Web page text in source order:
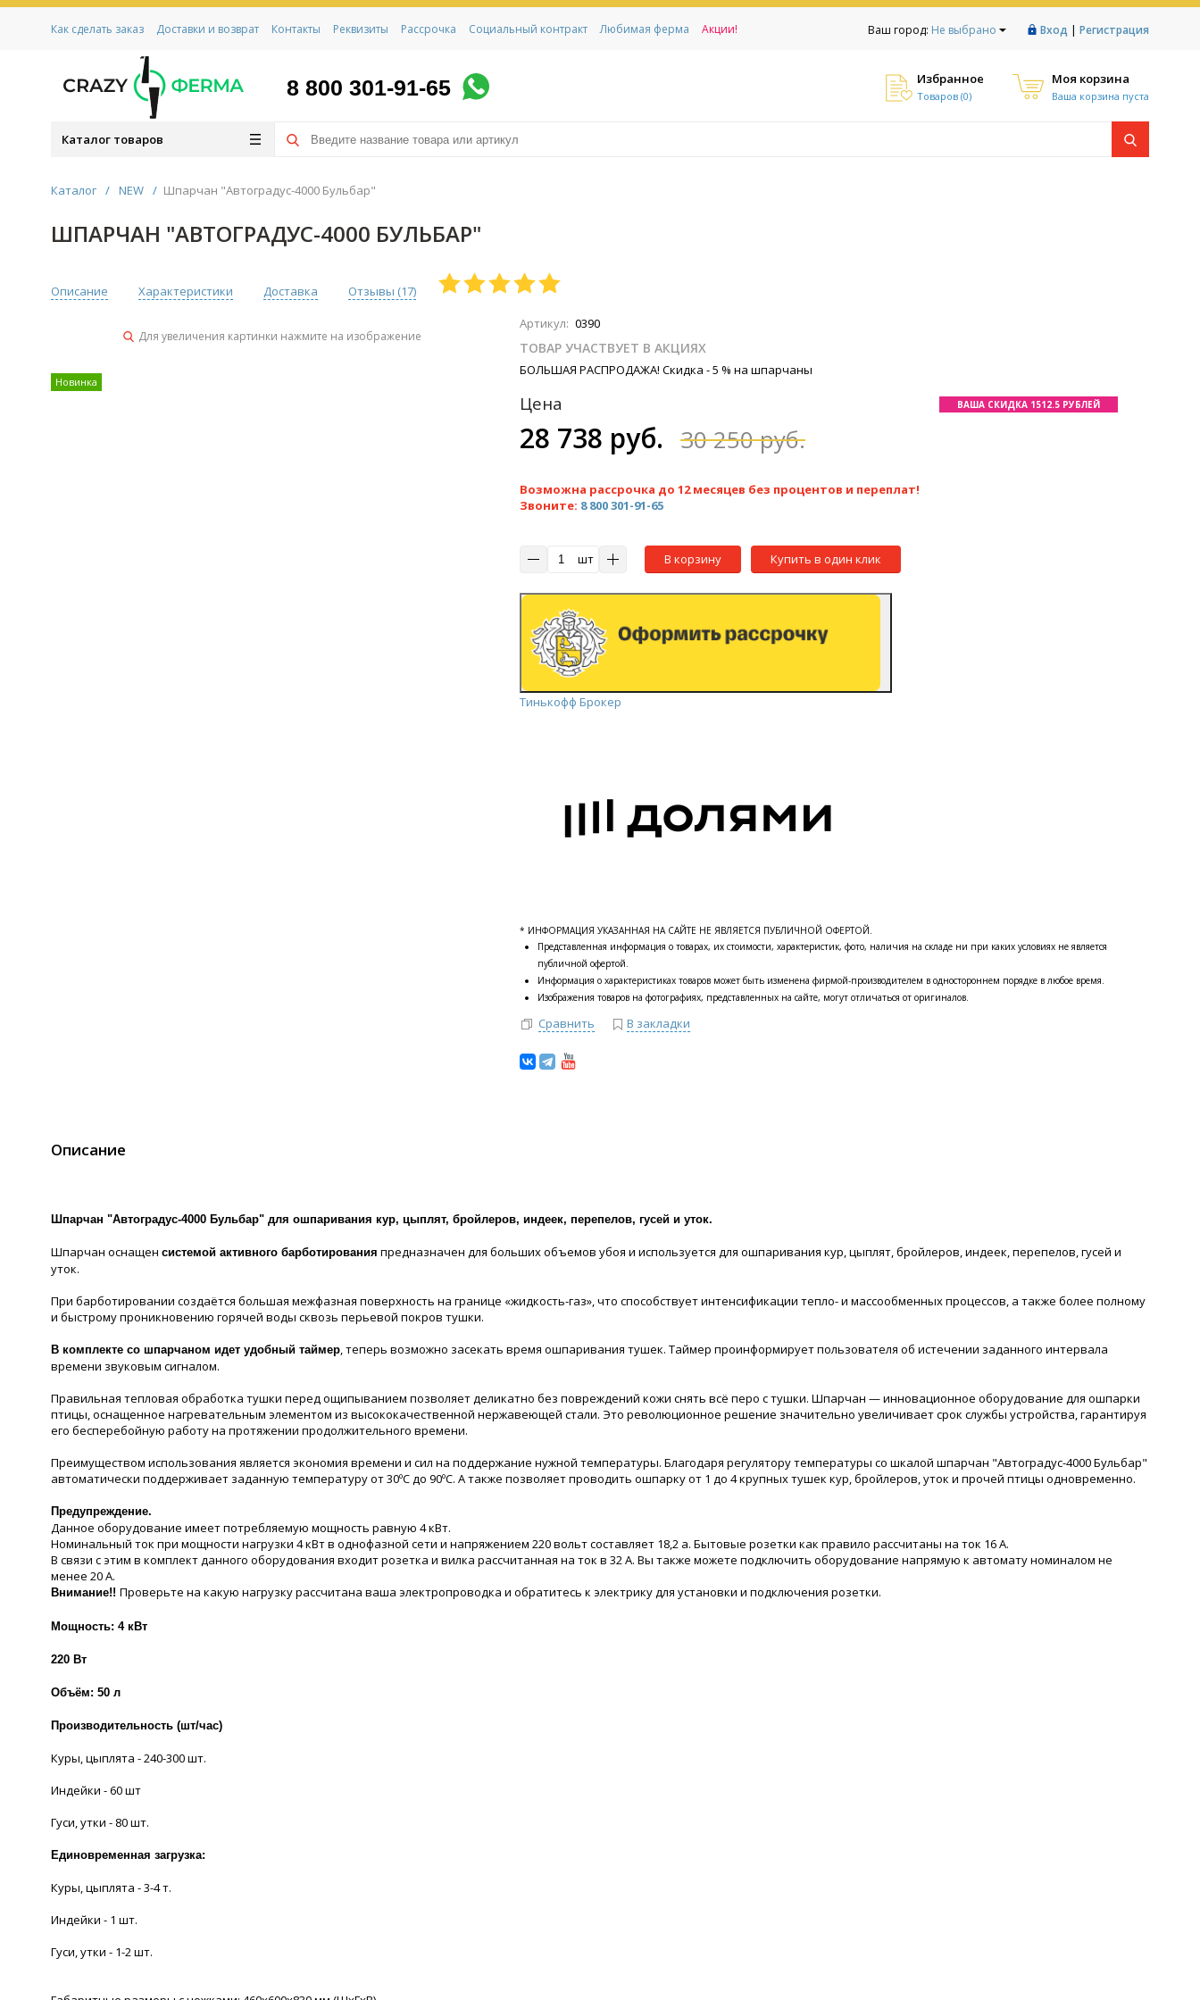
Ваш город: Не выбрано Вход | Регистрация
Как сделать заказ Доставки и возврат Контакты Реквизиты Рассрочка Социальный контракт Любимая ферма Акции!
8 800 301-91-65 Избранное
Товаров (0)
Моя корзина
Ваша корзина пуста
Каталог товаров
Каталог / NEW / Шпарчан "Автоградус-4000 Бульбар"
ШПАРЧАН "АВТОГРАДУС-4000 БУЛЬБАР"
Описание Характеристики Доставка Отзывы (17)
Новинка
Для увеличения картинки нажмите на изображение
Артикул: 0390
ТОВАР УЧАСТВУЕТ В АКЦИЯХ
БОЛЬШАЯ РАСПРОДАЖА! Скидка - 5 % на шпарчаны
Цена
28 738 руб. 30 250 руб.
ВАША СКИДКА 1512.5 РУБЛЕЙ
Возможна рассрочка до 12 месяцев без процентов и переплат!
Звоните: 8 800 301-91-65
шт В корзину Купить в один клик
Тинькофф Брокер
* ИНФОРМАЦИЯ УКАЗАННАЯ НА САЙТЕ НЕ ЯВЛЯЕТСЯ ПУБЛИЧНОЙ ОФЕРТОЙ.
Представленная информация о товарах, их стоимости, характеристик, фото, наличия на складе ни при каких условиях не является
публичной офертой.
Информация о характеристиках товаров может быть изменена фирмой-производителем в одностороннем порядке в любое время.
Изображения товаров на фотографиях, представленных на сайте, могут отличаться от оригиналов.
Сравнить В закладки
Описание
Шпарчан "Автоградус-4000 Бульбар" для ошпаривания кур, цыплят, бройлеров, индеек, перепелов, гусей и уток.
Шпарчан оснащен системой активного барботирования предназначен для больших объемов убоя и используется для ошпаривания кур, цыплят, бройлеров, индеек, перепелов, гусей и
уток.
При барботировании создаётся большая межфазная поверхность на границе «жидкость-газ», что способствует интенсификации тепло- и массообменных процессов, а также более полному
и быстрому проникновению горячей воды сквозь перьевой покров тушки.
В комплекте со шпарчаном идет удобный таймер, теперь возможно засекать время ошпаривания тушек. Таймер проинформирует пользователя об истечении заданного интервала
времени звуковым сигналом.
Правильная тепловая обработка тушки перед ощипыванием позволяет деликатно без повреждений кожи снять всё перо с тушки. Шпарчан — инновационное оборудование для ошпарки
птицы, оснащенное нагревательным элементом из высококачественной нержавеющей стали. Это революционное решение значительно увеличивает срок службы устройства, гарантируя
его бесперебойную работу на протяжении продолжительного времени.
Преимуществом использования является экономия времени и сил на поддержание нужной температуры. Благодаря регулятору температуры со шкалой шпарчан "Автоградус-4000 Бульбар"
автоматически поддерживает заданную температуру от 30ºС до 90ºС. А также позволяет проводить ошпарку от 1 до 4 крупных тушек кур, бройлеров, уток и прочей птицы одновременно.
Предупреждение.
Данное оборудование имеет потребляемую мощность равную 4 кВт.
Номинальный ток при мощности нагрузки 4 кВт в однофазной сети и напряжением 220 вольт составляет 18,2 а. Бытовые розетки как правило рассчитаны на ток 16 А.
В связи с этим в комплект данного оборудования входит розетка и вилка рассчитанная на ток в 32 А. Вы также можете подключить оборудование напрямую к автомату номиналом не
менее 20 А.
Внимание!! Проверьте на какую нагрузку рассчитана ваша электропроводка и обратитесь к электрику для установки и подключения розетки.
Мощность: 4 кВт
220 Вт
Объём: 50 л
Производительность (шт/час)
Куры, цыплята - 240-300 шт.
Индейки - 60 шт
Гуси, утки - 80 шт.
Единовременная загрузка:
Куры, цыплята - 3-4 т.
Индейки - 1 шт.
Гуси, утки - 1-2 шт.